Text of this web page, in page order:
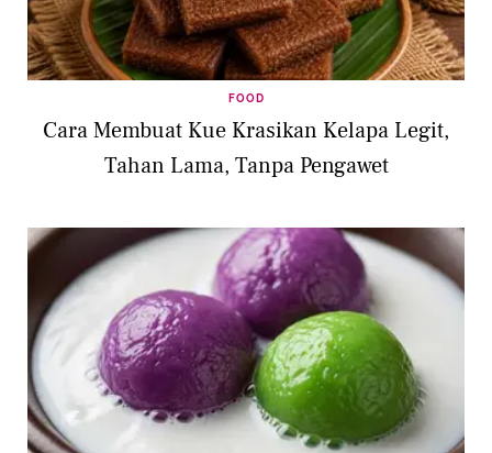
FOOD
Cara Membuat Kue Krasikan Kelapa Legit,
Tahan Lama, Tanpa Pengawet